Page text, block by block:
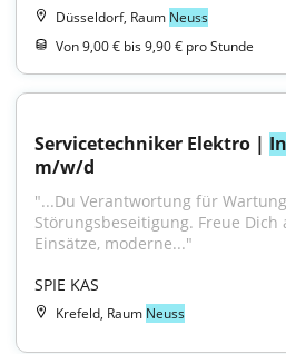
Düsseldorf, Raum Neuss
Von 9,00 € bis 9,90 € pro Stunde
Servicetechniker Elektro |
m/w/d
"...Du Verantwortung für
Störungsbeseitigung. Freue
Einsätze, moderne..."
SPIE KAS
Krefeld, Raum Neuss